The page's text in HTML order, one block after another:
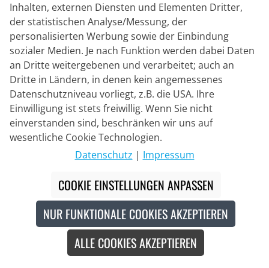
GOBIK
Kurzarmtrikot Carrera 3.0
Neu
Recycled
Inhalten, externen Diensten und Elementen Dritter,
der statistischen Analyse/Messung, der
personalisierten Werbung sowie der Einbindung
sozialer Medien. Je nach Funktion werden dabei Daten
an Dritte weitergebenen und verarbeitet; auch an
Dritte in Ländern, in denen kein angemessenes
Datenschutzniveau vorliegt, z.B. die USA. Ihre
Einwilligung ist stets freiwillig. Wenn Sie nicht
einverstanden sind, beschränken wir uns auf
wesentliche Cookie Technologien.
Datenschutz | Impressum
COOKIE EINSTELLUNGEN ANPASSEN
NUR FUNKTIONALE COOKIES AKZEPTIEREN
ALLE COOKIES AKZEPTIEREN